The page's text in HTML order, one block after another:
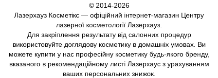
© 2014-2026
Лазерхауз Косметікс — офіційний інтернет-магазин Центру
лазерної косметології Лазерхауз.
Для закріплення результату від салонних процедур
використовуйте доглядову косметику в домашніх умовах. Ви
можете купити у нас професійну косметику будь-якого бренду,
вказаного в рекомендаційному листі Лазерхаус з урахуванням
ваших персональних знижок.